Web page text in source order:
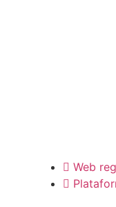
Web